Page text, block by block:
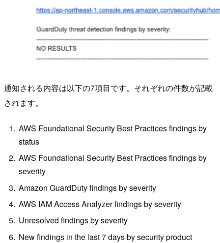
通知される内容は以下の7項目です。それぞれの件数が記載
されます。
AWS Foundational Security Best Practices findings by
status
AWS Foundational Security Best Practices findings by
severity
Amazon GuardDuty findings by severity
AWS IAM Access Analyzer findings by severity
Unresolved findings by severity
New findings in the last 7 days by security product